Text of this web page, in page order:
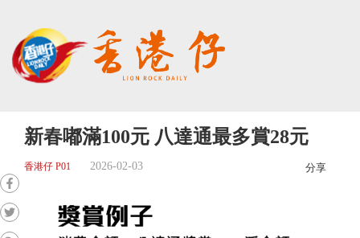
新春嘟滿100元 八達通最多賞28元
香港仔 P01 2026-02-03 分享